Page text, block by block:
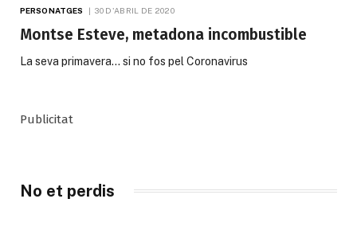
PERSONATGES 30 D'ABRIL DE 2020
Montse Esteve, metadona incombustible
La seva primavera… si no fos pel Coronavirus
Publicitat
No et perdis